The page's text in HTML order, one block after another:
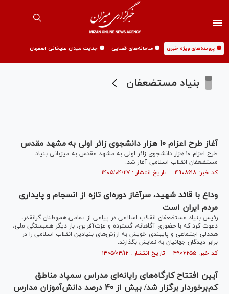
🟡 پرونده‌های ویژه خبری 🟡 سامانه‌های قضایی 🟡 جنایت میدان علیخانی اصفهان
بنیاد مستضعفان
آغاز طرح اعزام ۱۰ هزار دانشجوی زائر اولی به مشهد مقدس
طرح اعزام ۱۰ هزار دانشجوی زائر اولی به مشهد مقدس به میزبانی بنیاد
مستضعفان انقلاب اسلامی آغاز شد.
کد خبر: ۴۹۰۸۶۱۸ تاریخ انتشار : ۱۴۰۵/۰۴/۲۷
وداع با قائد شهید، سرآغاز دوره‌ای تازه از انسجام و پایداری
مردم ایران است
رئیس بنیاد مستضعفان انقلاب اسلامی در پیامی از تمامی هم‌وطنان گرانقدر،
دعوت کرد که با حضوری آگاهانه، گسترده و عزت‌آفرین، بار دیگر همبستگی ملی،
همدلی اجتماعی و پایبندی خویش به ارزش‌های بنیادین انقلاب اسلامی را در
برابر دیدگان جهانیان به نمایش بگذارند.
کد خبر: ۴۹۰۶۲۵۵ تاریخ انتشار : ۱۴۰۵/۰۴/۱۲
آیین افتتاح کارگاه‌های رایانه‌ای مدراس سمپاد مناطق
کم‌برخوردار برگزار شد/ بیش از ۴۰ درصد دانش‌آموزان مدارس